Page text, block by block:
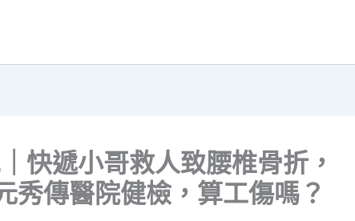
快遞小哥救人致腰椎骨折，
秀傳醫院健檢，算工傷嗎？